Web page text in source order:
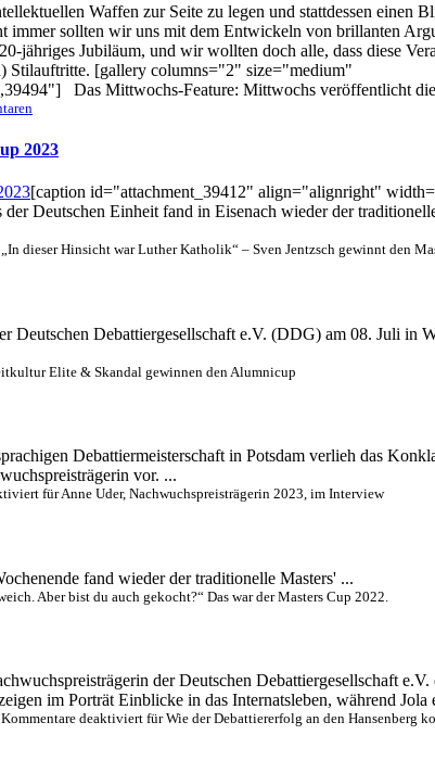
Waffen zur Seite zu legen und stattdessen einen
sollten wir uns mit dem Entwickeln von brillanten
jähriges Jubiläum, und wir wollten doch alle, dass diese
Stilauftritte. [gallery columns="2" size="medium"
Das Mittwochs-Feature: Mittwochs veröffentlicht
2023
[caption id="attachment_39412" align="alignright"
Deutschen Einheit fand in Eisenach wieder der
dieser Hinsicht war Luther Katholik“ – Sven Jentzsch gewinnt den
Deutschen Debattiergesellschaft e.V. (DDG) am 08. Juli in
Elite & Skandal gewinnen den Alumnicup
Debattiermeisterschaft in Potsdam verlieh das
vor. ...
für Anne Uder, Nachwuchspreisträgerin 2023, im Interview
fand wieder der traditionelle Masters' ...
Aber bist du auch gekocht?“ Das war der Masters Cup 2022.
der Deutschen Debattiergesellschaft
im Porträt Einblicke in das Internatsleben, während
Kommentare deaktiviert für Wie der Debattiererfolg an den Hansenberg